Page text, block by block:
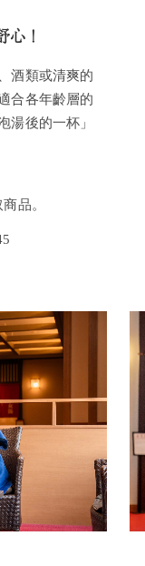
心！
酒類或清爽的
合各年齡層的
湯後的一杯」
品。